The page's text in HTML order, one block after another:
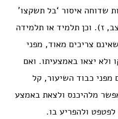
שדוחה איסור ‘בל תשקצו’
ז). וכן תלמיד או תלמידה
צריכים מאוד, מפני
ולא יצאו באמצעיתו. ואם
מפני כבוד השיעור, קל
מלהיכנס ולצאת באמצע
ולהפריע בו.